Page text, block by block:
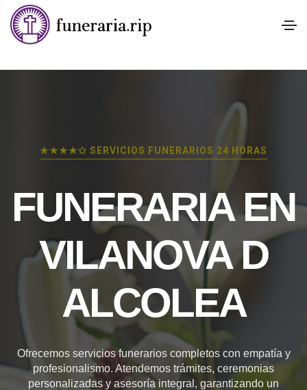
★★★★✩ SERVICIOS FUNERARIOS 24 HORAS
FUNERARIA EN
VILANOVA D
ALCOLEA
Ofrecemos servicios funerarios completos con empatía y
profesionalismo. Atendemos trámites, ceremonias
personalizadas y asesoría integral, garantizando un